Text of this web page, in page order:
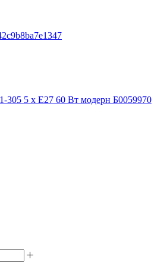
305 5 х Е27 60 Вт модерн Б0059970